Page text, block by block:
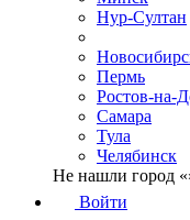
Нур-Султан
Пермь
Ростов-на-
Самара
Тула
Челябинск
Не нашли город «
Войти